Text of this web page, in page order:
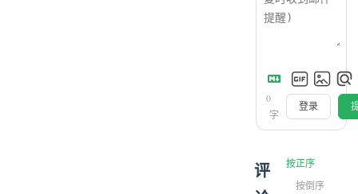
0
字
登录
评
按正序
按倒序